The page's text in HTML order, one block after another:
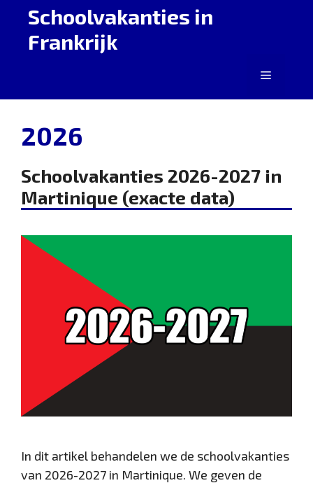
Schoolvakanties in
Frankrijk
Menu
2026
Schoolvakanties 2026-2027 in
Martinique (exacte data)
In dit artikel behandelen we de schoolvakanties
van 2026-2027 in Martinique. We geven de